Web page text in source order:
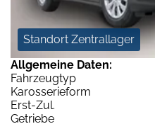
Standort Zentrallager
Allgemeine Daten:
Fahrzeugtyp
Karosserieform
Erst-Zul.
Getriebe